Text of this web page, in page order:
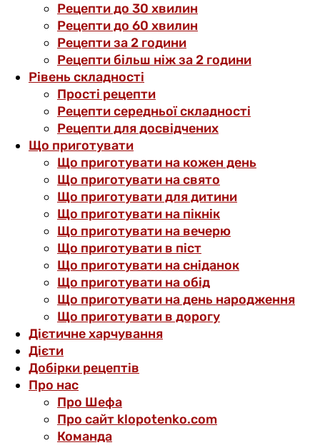
Рецепти до 30 хвилин
Рецепти до 60 хвилин
Рецепти за 2 години
Рецепти більш ніж за 2 години
Рівень складності
Прості рецепти
Рецепти середньої складності
Рецепти для досвідчених
Що приготувати
Що приготувати на кожен день
Що приготувати на свято
Що приготувати для дитини
Що приготувати на пікнік
Що приготувати на вечерю
Що приготувати в піст
Що приготувати на сніданок
Що приготувати на обід
Що приготувати на день народження
Що приготувати в дорогу
Дієтичне харчування
Дієти
Добірки рецептів
Про нас
Про Шефа
Про сайт klopotenko.com
Команда